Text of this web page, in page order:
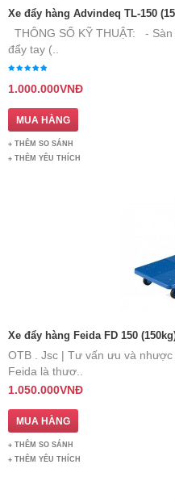
Xe đẩy hàng Advindeq TL-150
THÔNG SỐ KỸ THUẬT: -
đẩy tay (..
1.000.000VNĐ
THÊM SO SÁNH
THÊM YÊU THÍCH
Xe đẩy hàng Feida FD 150
OTB . Jsc | Tư vấn ưu và
Feida là thươ..
1.050.000VNĐ
THÊM SO SÁNH
THÊM YÊU THÍCH